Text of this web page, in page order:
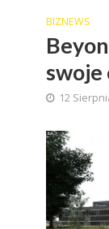
BIZNEWS
swoje
12